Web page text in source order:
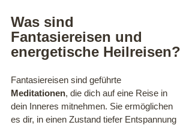
Was sind
Fantasiereisen und
energetische Heilreisen?
Fantasiereisen sind geführte
Meditationen, die dich auf eine Reise in
dein Inneres mitnehmen. Sie ermöglichen
es dir, in einen Zustand tiefer Entspannung